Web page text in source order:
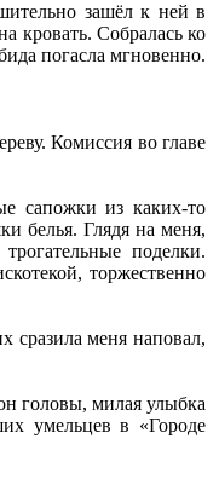
зашёл к ней в
кровать. Собралась ко
погасла мгновенно.
Комиссия во главе
сапожки из каких-то
белья. Глядя на меня,
поделки.
торжественно
сразила меня наповал,
головы, милая улыбка
умельцев в «Городе